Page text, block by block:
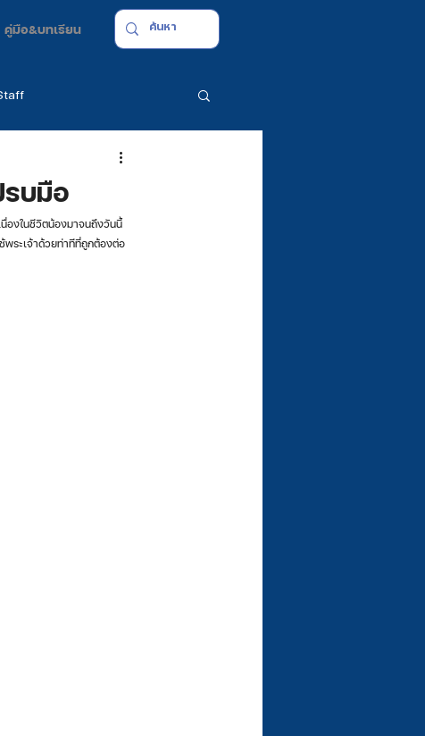
คู่มือ&บทเรียน
รบมือ
พระเจ้าด้วยท่าทีที่ถูกต้องต่อ